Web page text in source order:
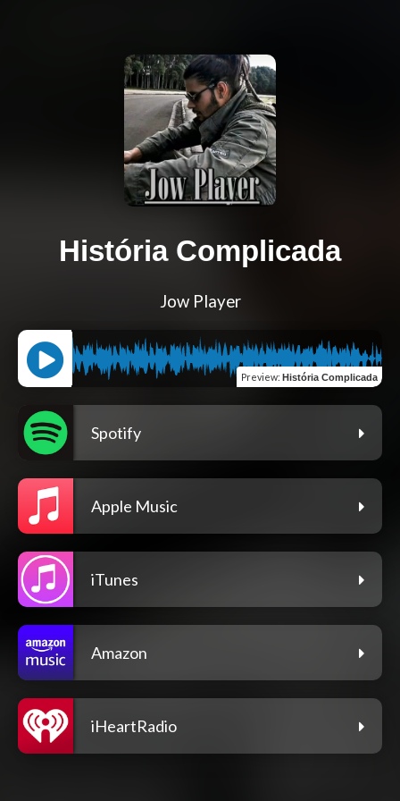
História Complicada
Jow Player
Preview: História Complicada
Spotify
Apple Music
iTunes
Amazon
iHeartRadio